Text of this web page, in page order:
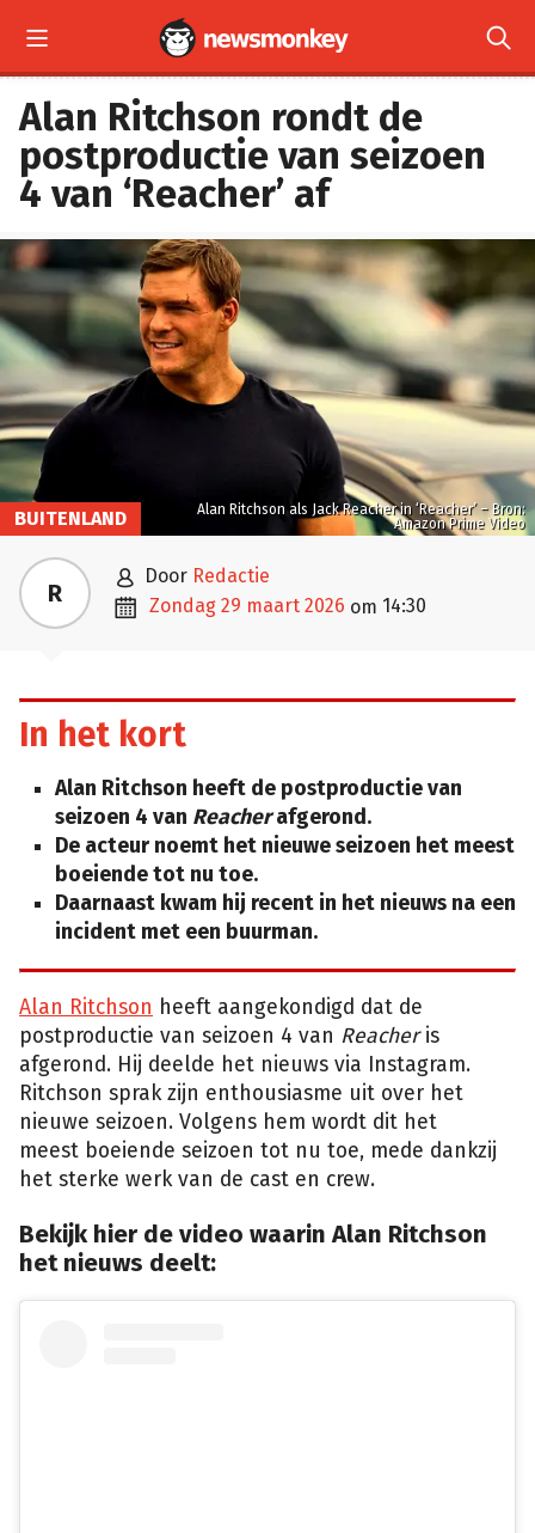
 
Alan Ritchson rondt de
postproductie van seizoen
4 van ‘Reacher’ af
Alan Ritchson als Jack Reacher in ‘Reacher’ – Bron:
Amazon Prime Video
BUITENLAND
R  door Redactie
 zondag 29 maart 2026 om 14:30
In het kort
Alan Ritchson heeft de postproductie van
seizoen 4 van Reacherafgerond.
De acteur noemt het nieuwe seizoen het meest
boeiende tot nu toe.
Daarnaast kwam hij recent in het nieuws na een
incident met een buurman.
Alan Ritchson heeft aangekondigd dat de
postproductie van seizoen 4 van Reacheris
afgerond. Hij deelde het nieuws via Instagram.
Ritchson sprak zijn enthousiasme uit over het
nieuwe seizoen. Volgens hem wordt dit het
meest boeiende seizoen tot nu toe, mede dankzij
het sterke werk van de cast en crew.
Bekijk hier de video waarin Alan Ritchson
het nieuws deelt: